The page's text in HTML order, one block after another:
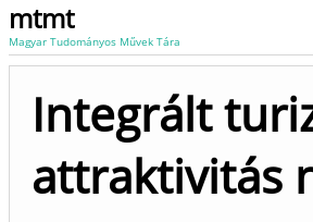
mtmt
Magyar Tudományos Művek Tára
Integrált
attraktivitás